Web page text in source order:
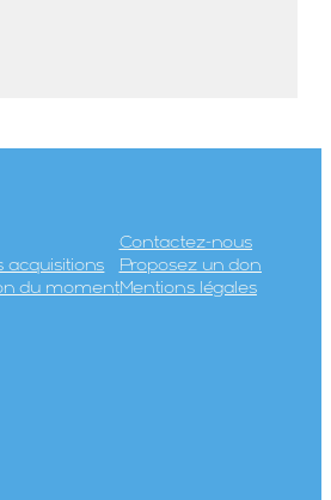
acquisitions
du moment
Contactez-nous
Proposez un don
Mentions légales